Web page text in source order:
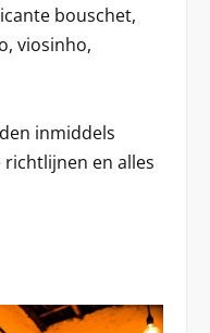
bouschet,
viosinho,
inmiddels
en alles